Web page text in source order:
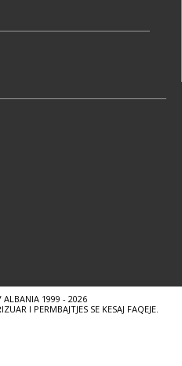
1999 - 2026
I PERMBAJTJES SE KESAJ FAQEJE.